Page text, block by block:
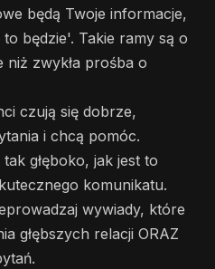
będą Twoje informacje,
będzie'. Takie ramy są o
niż zwykła prośba o
czują się dobrze,
i chcą pomóc.
głęboko, jak jest to
komunikatu.
wywiady, które
głębszych relacji ORAZ